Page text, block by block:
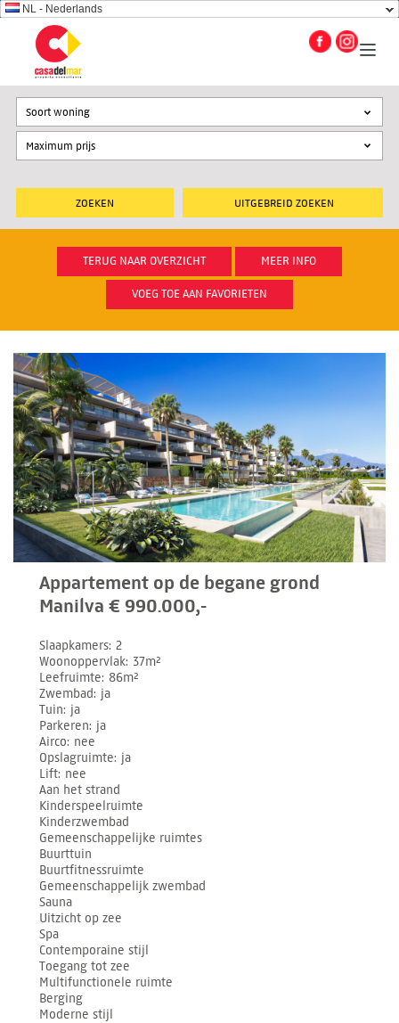
NL - Nederlands
UITGEBREID ZOEKEN
Soort woning
TERUG NAAR OVERZICHT MEER INFO
VOEG TOE AAN FAVORIETEN
Appartement op de begane grond
Manilva € 990.000,-
Slaapkamers 2
Woonoppervlak 37m²
Leefruimte 86m²
Zwembad ja
Tuin ja
Parkeren ja
Airco nee
Opslagruimte ja
Lift nee
Aan het strand
Kinderspeelruimte
Kinderzwembad
Gemeenschappelijke ruimtes
Buurttuin
Buurtfitnessruimte
Gemeenschappelijk zwembad
Sauna
Uitzicht op zee
Spa
Contemporaine stijl
Toegang tot zee
Multifunctionele ruimte
Berging
Moderne stijl